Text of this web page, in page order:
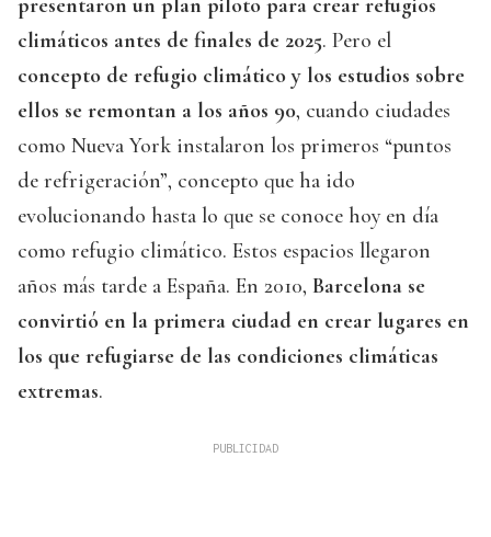
presentaron un plan piloto para crear refugios
climáticos antes de finales de 2025. Pero el
concepto de refugio climático y los estudios sobre
ellos se remontan a los años 90, cuando ciudades
como Nueva York instalaron los primeros “puntos
de refrigeración”, concepto que ha ido
evolucionando hasta lo que se conoce hoy en día
como refugio climático. Estos espacios llegaron
años más tarde a España. En 2010, Barcelona se
convirtió en la primera ciudad en crear lugares en
los que refugiarse de las condiciones climáticas
extremas.